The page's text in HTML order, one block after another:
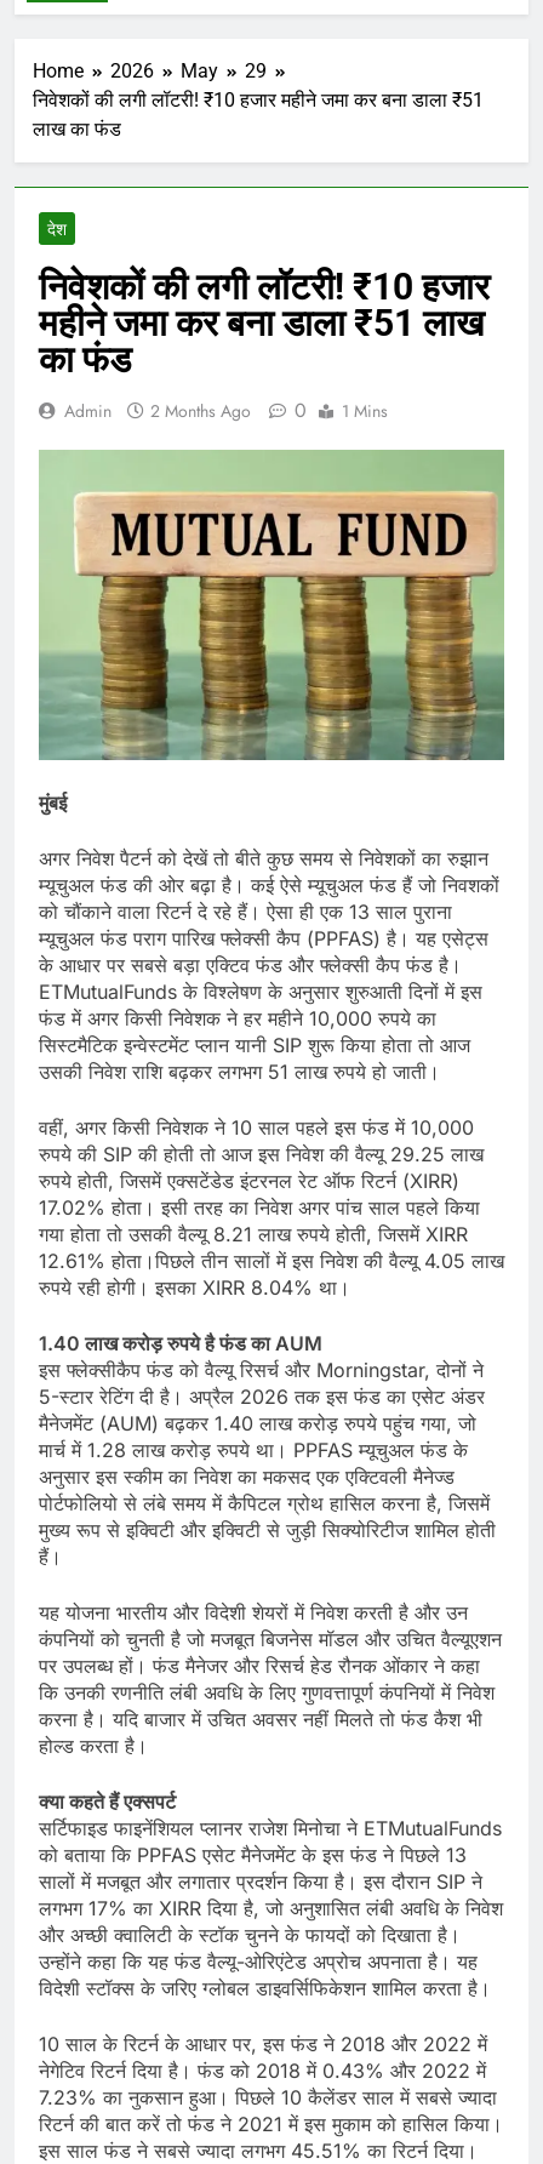
Home 2026 May
29
निवेशकों की लगी लॉटरी! ₹10 हजार महीने जमा कर बना डाला ₹51
लाख का फंड
देश
निवेशकों की लगी लॉटरी! ₹10 हजार
महीने जमा कर बना डाला ₹51 लाख
का फंड
Admin 2 Months Ago 0 1 Mins
मुंबई
अगर निवेश पैटर्न को देखें तो बीते कुछ समय से निवेशकों का रुझान
म्यूचुअल फंड की ओर बढ़ा है। कई ऐसे म्यूचुअल फंड हैं जो निवशकों
को चौंकाने वाला रिटर्न दे रहे हैं। ऐसा ही एक 13 साल पुराना
म्यूचुअल फंड पराग पारिख फ्लेक्सी कैप (PPFAS) है। यह एसेट्स
के आधार पर सबसे बड़ा एक्टिव फंड और फ्लेक्सी कैप फंड है।
ETMutualFunds के विश्लेषण के अनुसार शुरुआती दिनों में इस
फंड में अगर किसी निवेशक ने हर महीने 10,000 रुपये का
सिस्टमैटिक इन्वेस्टमेंट प्लान यानी SIP शुरू किया होता तो आज
उसकी निवेश राशि बढ़कर लगभग 51 लाख रुपये हो जाती।
वहीं, अगर किसी निवेशक ने 10 साल पहले इस फंड में 10,000
रुपये की SIP की होती तो आज इस निवेश की वैल्यू 29.25 लाख
रुपये होती, जिसमें एक्सटेंडेड इंटरनल रेट ऑफ रिटर्न (XIRR)
17.02% होता। इसी तरह का निवेश अगर पांच साल पहले किया
गया होता तो उसकी वैल्यू 8.21 लाख रुपये होती, जिसमें XIRR
12.61% होता।पिछले तीन सालों में इस निवेश की वैल्यू 4.05 लाख
रुपये रही होगी। इसका XIRR 8.04% था।
1.40 लाख करोड़ रुपये है फंड का AUM
इस फ्लेक्सीकैप फंड को वैल्यू रिसर्च और Morningstar, दोनों ने
5-स्टार रेटिंग दी है। अप्रैल 2026 तक इस फंड का एसेट अंडर
मैनेजमेंट (AUM) बढ़कर 1.40 लाख करोड़ रुपये पहुंच गया, जो
मार्च में 1.28 लाख करोड़ रुपये था। PPFAS म्यूचुअल फंड के
अनुसार इस स्कीम का निवेश का मकसद एक एक्टिवली मैनेज्ड
पोर्टफोलियो से लंबे समय में कैपिटल ग्रोथ हासिल करना है, जिसमें
मुख्य रूप से इक्विटी और इक्विटी से जुड़ी सिक्योरिटीज शामिल होती
हैं।
यह योजना भारतीय और विदेशी शेयरों में निवेश करती है और उन
कंपनियों को चुनती है जो मजबूत बिजनेस मॉडल और उचित वैल्यूएशन
पर उपलब्ध हों। फंड मैनेजर और रिसर्च हेड रौनक ओंकार ने कहा
कि उनकी रणनीति लंबी अवधि के लिए गुणवत्तापूर्ण कंपनियों में निवेश
करना है। यदि बाजार में उचित अवसर नहीं मिलते तो फंड कैश भी
होल्ड करता है।
क्या कहते हैं एक्सपर्ट
सर्टिफाइड फाइनेंशियल प्लानर राजेश मिनोचा ने ETMutualFunds
को बताया कि PPFAS एसेट मैनेजमेंट के इस फंड ने पिछले 13
सालों में मजबूत और लगातार प्रदर्शन किया है। इस दौरान SIP ने
लगभग 17% का XIRR दिया है, जो अनुशासित लंबी अवधि के निवेश
और अच्छी क्वालिटी के स्टॉक चुनने के फायदों को दिखाता है।
उन्होंने कहा कि यह फंड वैल्यू-ओरिएंटेड अप्रोच अपनाता है। यह
विदेशी स्टॉक्स के जरिए ग्लोबल डाइवर्सिफिकेशन शामिल करता है।
10 साल के रिटर्न के आधार पर, इस फंड ने 2018 और 2022 में
नेगेटिव रिटर्न दिया है। फंड को 2018 में 0.43% और 2022 में
7.23% का नुकसान हुआ। पिछले 10 कैलेंडर साल में सबसे ज्यादा
रिटर्न की बात करें तो फंड ने 2021 में इस मुकाम को हासिल किया।
इस साल फंड ने सबसे ज्यादा लगभग 45.51% का रिटर्न दिया।